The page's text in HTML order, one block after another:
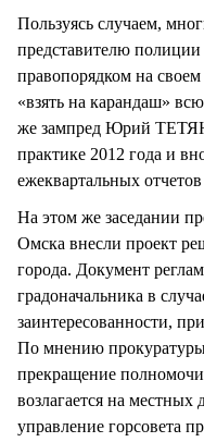
Пользуясь случаем,
представителю
правопорядком на
«взять на карандаш»
же зампред Юрий
практике 2012 года и
ежеквартальных
На этом же заседании
Омска внесли проект
города. Документ
градоначальника в
заинтересованности,
По мнению прокуратуры
прекращение
возлагается на местных
управление горсовета